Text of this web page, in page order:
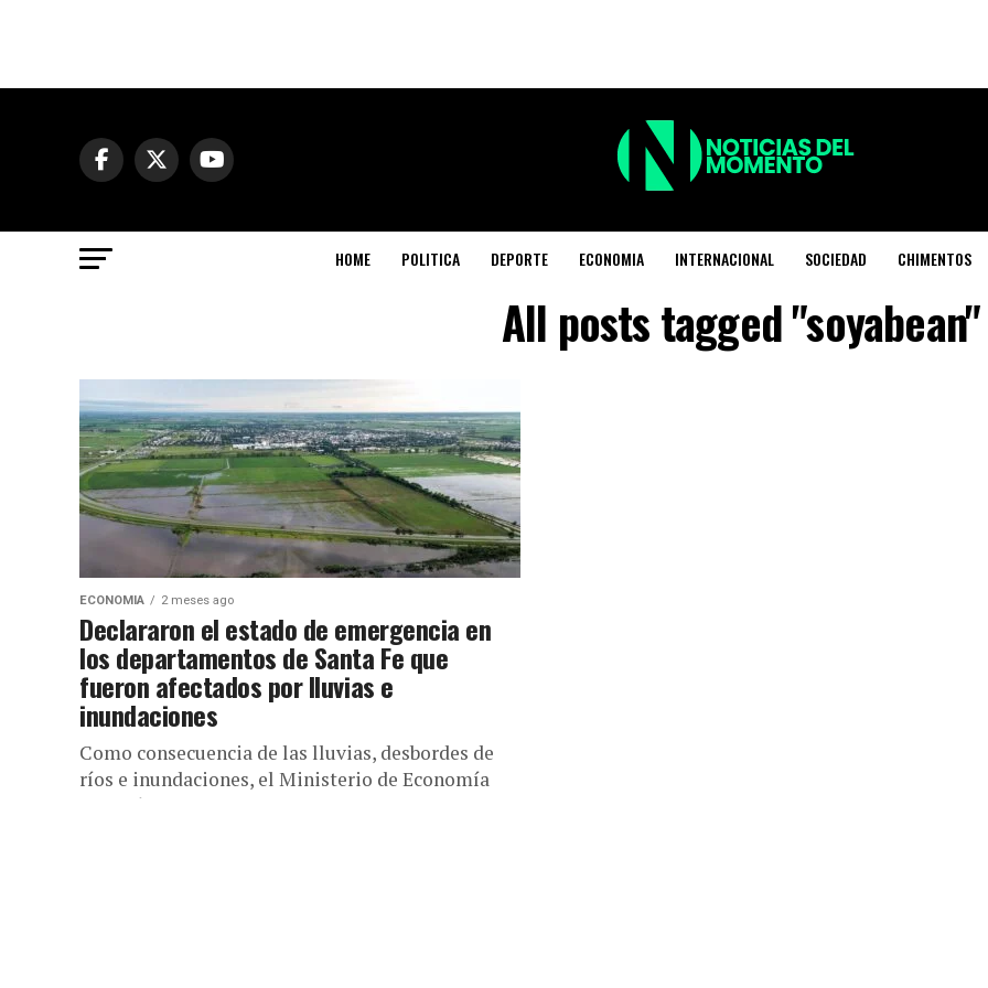
HOME POLITICA DEPORTE ECONOMIA INTERNACIONAL SOCIEDAD CHIMENTOS
All posts tagged "soyabean"
ECONOMIA 2 meses ago
Declararon el estado de emergencia en
los departamentos de Santa Fe que
fueron afectados por lluvias e
inundaciones
Como consecuencia de las lluvias, desbordes de
ríos e inundaciones, el Ministerio de Economía
declaró el estado de emergencia (DyN) Con